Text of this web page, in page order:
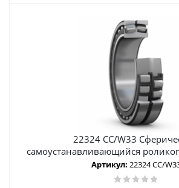
22324 CC/W33
самоустанавливающийся
Артикул: 22324 CC/